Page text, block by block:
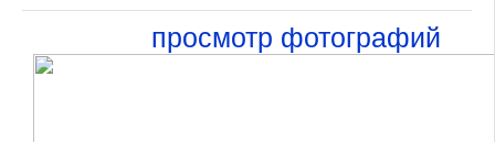
просмотр фотографий